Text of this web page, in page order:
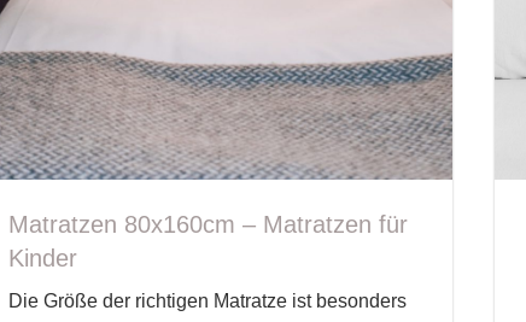
Matratzen 80x160cm – Matratzen für
Kinder
Die Größe der richtigen Matratze ist besonders